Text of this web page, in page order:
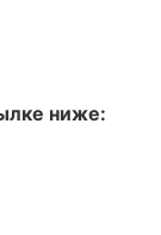
ниже: